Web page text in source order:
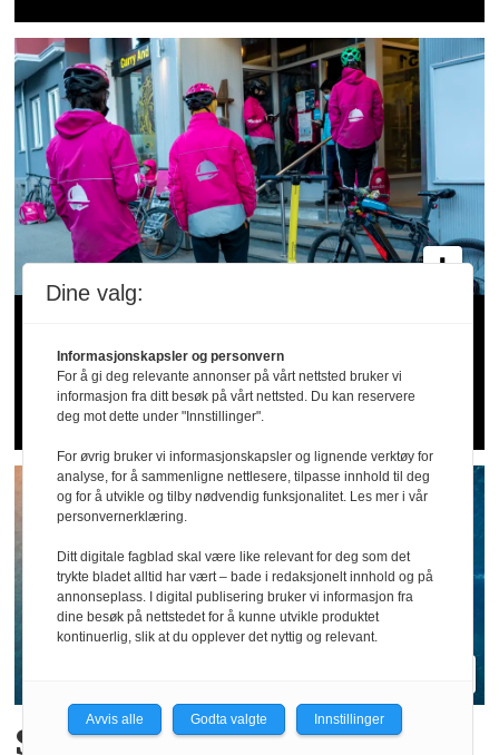
Foodora: – Tyder på sosial
dumping og utnytting
Sjøfartsdirektoratet med
Dine valg:
Informasjonskapsler og personvern
For å gi deg relevante annonser på vårt nettsted bruker vi
informasjon fra ditt besøk på vårt nettsted. Du kan reservere
deg mot dette under "Innstillinger".
For øvrig bruker vi informasjonskapsler og lignende verktøy for
analyse, for å sammenligne nettlesere, tilpasse innhold til deg
og for å utvikle og tilby nødvendig funksjonalitet. Les mer i vår
personvernerklæring.
Ditt digitale fagblad skal være like relevant for deg som det
trykte bladet alltid har vært – bade i redaksjonelt innhold og på
annonseplass. I digital publisering bruker vi informasjon fra
dine besøk på nettstedet for å kunne utvikle produktet
kontinuerlig, slik at du opplever det nyttig og relevant.
Avvis alle Godta valgte Innstillinger